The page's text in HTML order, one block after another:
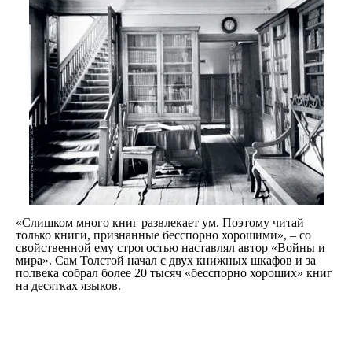
«Слишком много книг развлекает ум. Поэтому читай
только книги, признанные бесспорно хорошими», – со
свойственной ему строгостью наставлял автор «Войны и
мира». Сам Толстой начал с двух книжных шкафов и за
полвека собрал более 20 тысяч «бесспорно хороших» книг
на десятках языков.